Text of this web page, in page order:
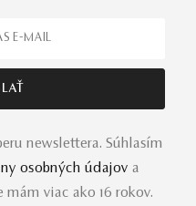
newslettera. Súhlasím
osobných údajov a
viac ako 16 rokov.